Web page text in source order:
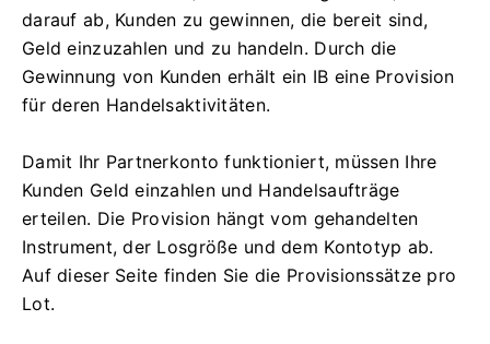
darauf ab, Kunden zu gewinnen, die bereit sind,
Geld einzuzahlen und zu handeln. Durch die
Gewinnung von Kunden erhält ein IB eine Provision
für deren Handelsaktivitäten.
Damit Ihr Partnerkonto funktioniert, müssen Ihre
Kunden Geld einzahlen und Handelsaufträge
erteilen. Die Provision hängt vom gehandelten
Instrument, der Losgröße und dem Kontotyp ab.
Auf dieser Seite finden Sie die Provisionssätze pro
Lot.